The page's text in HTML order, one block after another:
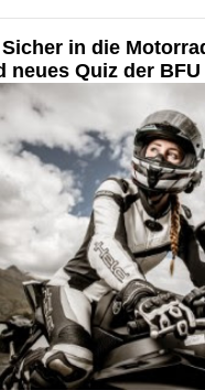
in die
neues Quiz der BFU